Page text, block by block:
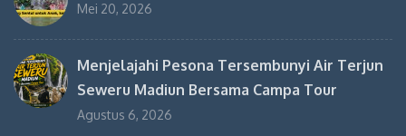
Mei 20, 2026
Menjelajahi Pesona Tersembunyi Air Terjun
Seweru Madiun Bersama Campa Tour
Agustus 6, 2026